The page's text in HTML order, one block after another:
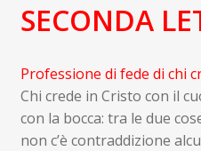
SECONDA
Professione di fede di chi
Chi crede in Cristo con il
con la bocca: tra le due
non c’è contraddizione